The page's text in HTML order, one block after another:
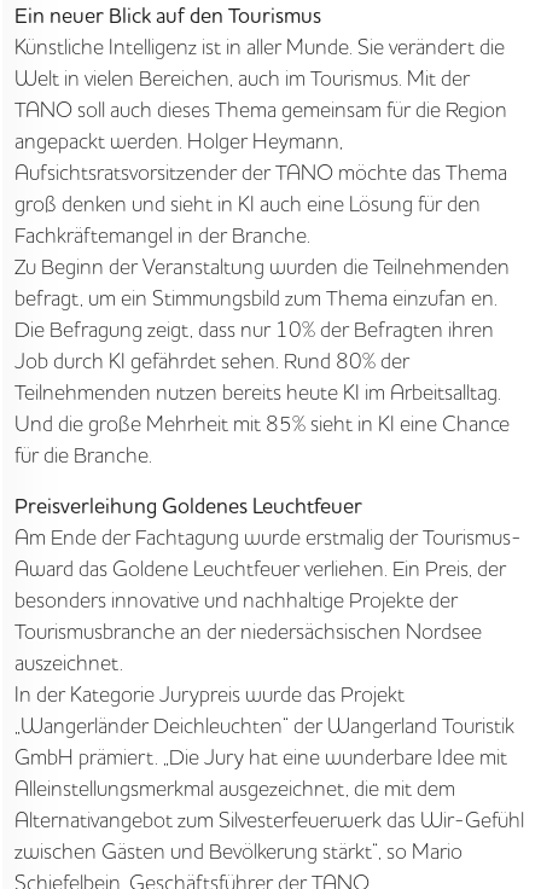
MEDIEN
JOBS
NORDSEETOURISMUSTAG
Ein neuer Blick auf den Tourismus
Künstliche Intelligenz ist in aller Munde. Sie verändert die
Welt in vielen Bereichen, auch im Tourismus. Mit der
TANO soll auch dieses Thema gemeinsam für die Region
angepackt werden. Holger Heymann,
Aufsichtsratsvorsitzender der TANO möchte das Thema
groß denken und sieht in KI auch eine Lösung für den
Fachkräftemangel in der Branche.
Zu Beginn der Veranstaltung wurden die Teilnehmenden
befragt, um ein Stimmungsbild zum Thema einzufan en.
Die Befragung zeigt, dass nur 10% der Befragten ihren
Job durch KI gefährdet sehen. Rund 80% der
Teilnehmenden nutzen bereits heute KI im Arbeitsalltag.
Und die große Mehrheit mit 85% sieht in KI eine Chance
für die Branche.
Preisverleihung Goldenes Leuchtfeuer
Am Ende der Fachtagung wurde erstmalig der Tourismus-
Award das Goldene Leuchtfeuer verliehen. Ein Preis, der
besonders innovative und nachhaltige Projekte der
Tourismusbranche an der niedersächsischen Nordsee
auszeichnet.
In der Kategorie Jurypreis wurde das Projekt
„Wangerländer Deichleuchten“ der Wangerland Touristik
GmbH prämiert. „Die Jury hat eine wunderbare Idee mit
Alleinstellungsmerkmal ausgezeichnet, die mit dem
Alternativangebot zum Silvesterfeuerwerk das Wir-Gefühl
zwischen Gästen und Bevölkerung stärkt“, so Mario
Schiefelbein, Geschäftsführer der TANO.